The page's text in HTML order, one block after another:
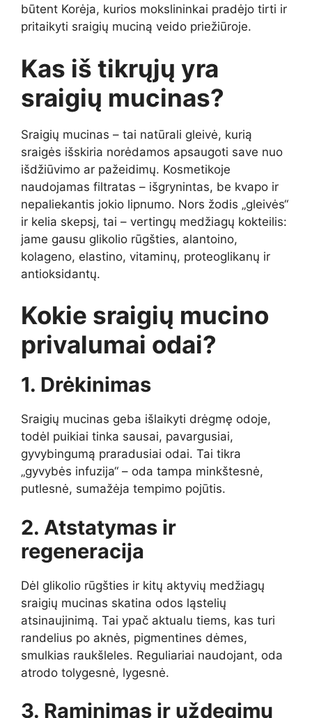
būtent Korėja, kurios mokslininkai pradėjo tirti ir
pritaikyti sraigių muciną veido priežiūroje.
Kas iš tikrųjų yra
sraigių mucinas?
Sraigių mucinas – tai natūrali gleivė, kurią
sraigės išskiria norėdamos apsaugoti save nuo
išdžiūvimo ar pažeidimų. Kosmetikoje
naudojamas filtratas – išgrynintas, be kvapo ir
nepaliekantis jokio lipnumo. Nors žodis „gleivės“
ir kelia skepsį, tai – vertingų medžiagų kokteilis:
jame gausu glikolio rūgšties, alantoino,
kolageno, elastino, vitaminų, proteoglikanų ir
antioksidantų.
Kokie sraigių mucino
privalumai odai?
1. Drėkinimas
Sraigių mucinas geba išlaikyti drėgmę odoje,
todėl puikiai tinka sausai, pavargusiai,
gyvybingumą praradusiai odai. Tai tikra
„gyvybės infuzija“ – oda tampa minkštesnė,
putlesnė, sumažėja tempimo pojūtis.
2. Atstatymas ir
regeneracija
Dėl glikolio rūgšties ir kitų aktyvių medžiagų
sraigių mucinas skatina odos ląstelių
atsinaujinimą. Tai ypač aktualu tiems, kas turi
randelius po aknės, pigmentines dėmes,
smulkias raukšleles. Reguliariai naudojant, oda
atrodo tolygesnė, lygesnė.
3. Raminimas ir uždegimų